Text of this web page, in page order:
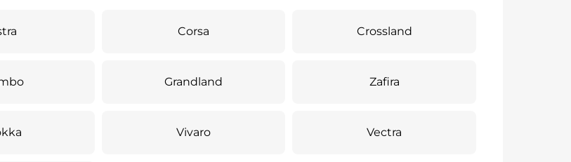
Corsa Crossland
Grandland Zafira
Vivaro Vectra